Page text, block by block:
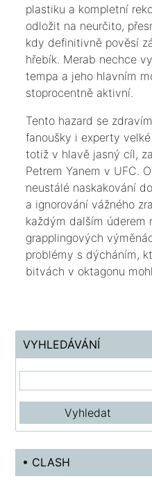
plastiku a kompletní
odložit na neurčito,
kdy definitivně pověsí
hřebík. Merab nechce
tempa a jeho hlavním
stoprocentně aktivní.
​Tento hazard se
fanoušky i experty
totiž v hlavě jasný cíl,
Petrem Yanem v UFC.
neustálé naskakování
a ignorování vážného
každým dalším úderem
grapplingových
problémy s dýcháním,
bitvách v oktagonu
VYHLEDÁVÁNÍ
• CLASH